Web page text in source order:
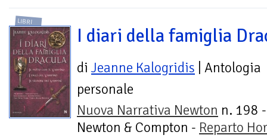
LIBRI
I diari della famiglia
di Jeanne Kalogridis | Antologia
personale
Nuova Narrativa Newton n. 198 -
Newton & Compton - Reparto